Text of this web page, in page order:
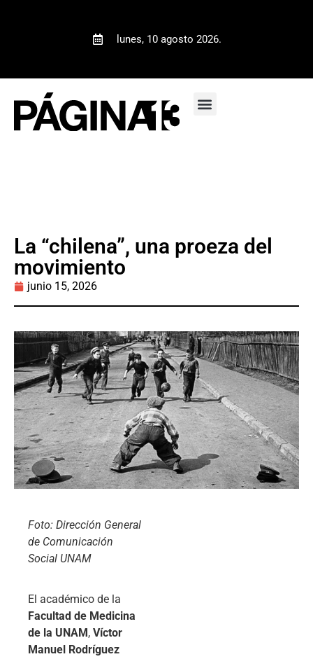
lunes, 10 agosto 2026.
La “chilena”, una proeza del
movimiento
junio 15, 2026
Foto: Dirección General
de Comunicación
Social UNAM
El académico de la
Facultad de Medicina
de la UNAM, Víctor
Manuel Rodríguez